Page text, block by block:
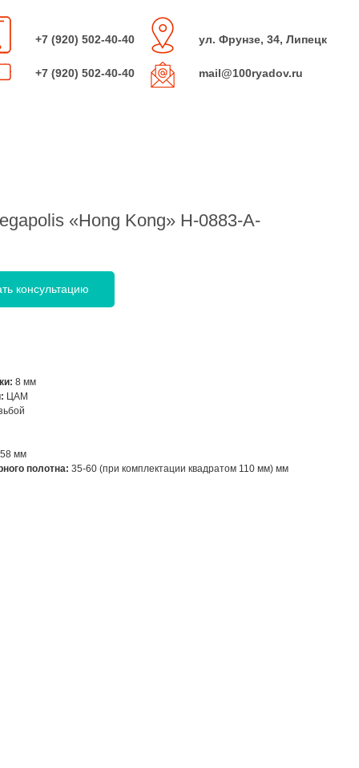
+7 (920) 502-40-40
+7 (920) 502-40-40
ул. Фрунзе, 34, Липецк
mail@100ryadov.ru
«Hong Kong» H-0883-A-
консультацию
8 мм
ЦАМ
мм
полотна: 35-60 (при комплектации квадратом 110 мм) мм